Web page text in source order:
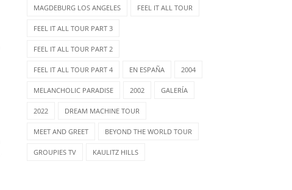
MAGDEBURG LOS ANGELES FEEL IT ALL TOUR
FEEL IT ALL TOUR PART 3
FEEL IT ALL TOUR PART 2
FEEL IT ALL TOUR PART 4 EN ESPAÑA 2004
MELANCHOLIC PARADISE 2002 GALERÍA
2022 DREAM MACHINE TOUR
MEET AND GREET BEYOND THE WORLD TOUR
GROUPIES TV KAULITZ HILLS